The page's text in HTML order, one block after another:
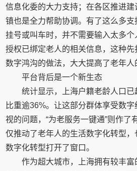
信息化委的大力支持；在各区推进
镇也是全力帮助协调。有了这么多
挂号或叫车时，并不需要输入太多
授权已绑定老人的相关信息，这种
数字鸿沟的做法，大大提高了老年人
平台背后是一个新生态
统计显示，上海户籍老龄人口已
比重逾36%。让这部分群体享受数
视的问题，“为老服务一键通”则作了
仅推动了老年人的生活数字化转型
数字化转型打开了窗口。
作为超大城市，上海拥有较丰